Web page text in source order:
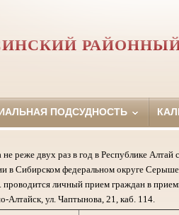
ПОДСУДНОСТЬ
реже двух раз в год в Республике
в Сибирском федеральном округе
личный прием граждан в
Алтайск, ул. Чаптынова, 21, каб. 114.